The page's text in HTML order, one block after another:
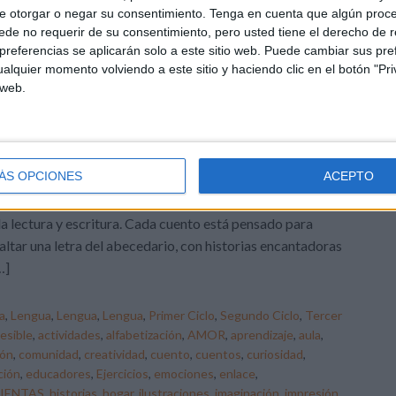
otorgar o negar su consentimiento. Tenga en cuenta que algún
no requerir de su consentimiento, pero usted tiene el derecho de
se aplicarán solo a este sitio web. Puede cambiar sus
momento volviendo a este sitio y haciendo clic en el botón
OPCIONES ACEPTO
DEJA UN COMENTARIO
con las Letras del
compartir una joya para los más pequeños:
con las Letras del Abecedario. Esta colección es
lectura y escritura. Cada cuento está pensado para
una letra del abecedario, con historias encantadoras
, Lengua, Lengua, Lengua, Primer Ciclo, Segundo Ciclo, Tercer
, actividades, alfabetización, AMOR, aprendizaje, aula,
, comunidad, creatividad, cuento, cuentos, curiosidad,
, educadores, Ejercicios, emociones, enlace,
, historias, hogar, ilustraciones, imaginación, impresión,